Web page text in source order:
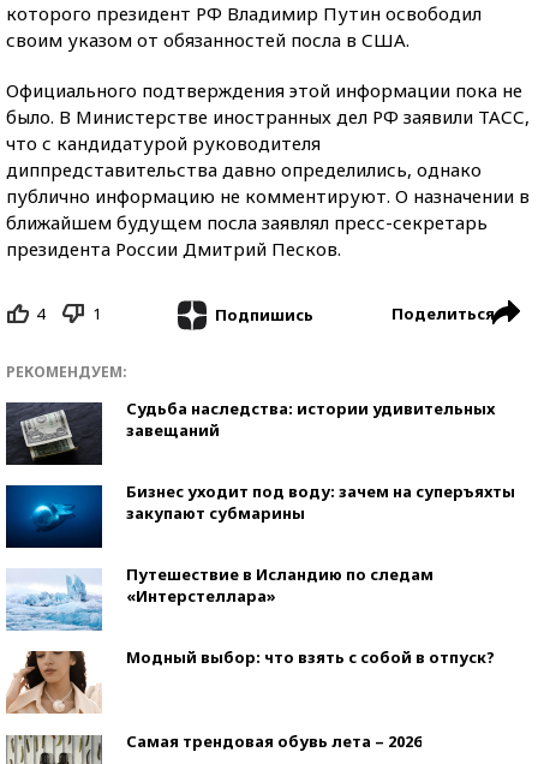
которого президент РФ Владимир Путин освободил
своим указом от обязанностей посла в США.
Официального подтверждения этой информации пока не
было. В Министерстве иностранных дел РФ заявили ТАСС,
что с кандидатурой руководителя
диппредставительства давно определились, однако
публично информацию не комментируют. О назначении в
ближайшем будущем посла заявлял пресс-секретарь
президента России Дмитрий Песков.
4 1 Подпишись Поделиться
РЕКОМЕНДУЕМ:
Судьба наследства: истории удивительных
завещаний
Бизнес уходит под воду: зачем на суперъяхты
закупают субмарины
Путешествие в Исландию по следам
«Интерстеллара»
Модный выбор: что взять с собой в отпуск?
Самая трендовая обувь лета – 2026